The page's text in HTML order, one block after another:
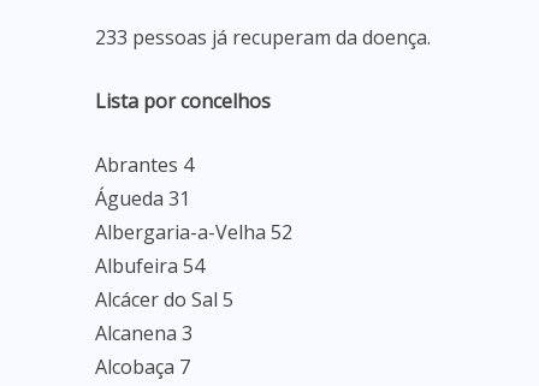
233 pessoas já recuperam da doença.
Lista por concelhos
Abrantes 4
Águeda 31
Albergaria-a-Velha 52
Albufeira 54
Alcácer do Sal 5
Alcanena 3
Alcobaça 7